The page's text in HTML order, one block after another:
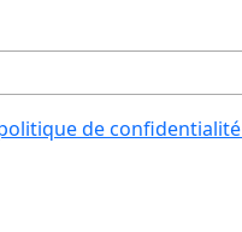
de confidentialité